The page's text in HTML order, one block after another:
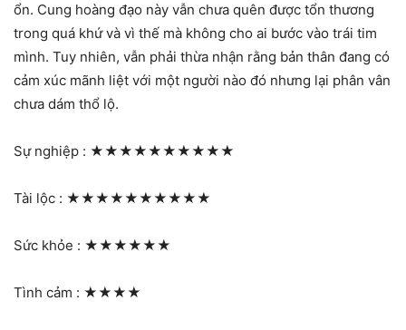
ổn. Cung hoàng đạo này vẫn chưa quên được tổn thương
trong quá khứ và vì thế mà không cho ai bước vào trái tim
mình. Tuy nhiên, vẫn phải thừa nhận rằng bản thân đang có
cảm xúc mãnh liệt với một người nào đó nhưng lại phân vân
chưa dám thổ lộ.
Sự nghiệp : ★★★★★★★★★★
Tài lộc : ★★★★★★★★★★
Sức khỏe : ★★★★★★
Tình cảm : ★★★★